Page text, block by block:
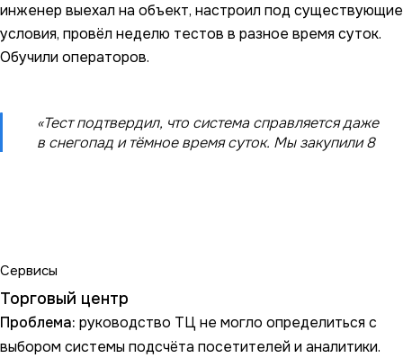
инженер выехал на объект, настроил под существующие
условия, провёл неделю тестов в разное время суток.
Обучили операторов.
«Тест подтвердил, что система справляется даже
в снегопад и тёмное время суток. Мы закупили 8
Сервисы
Торговый центр
Проблема: руководство ТЦ не могло определиться с
выбором системы подсчёта посетителей и аналитики.